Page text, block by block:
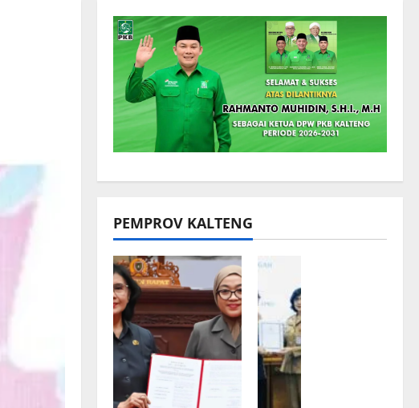
PEMPROV KALTENG